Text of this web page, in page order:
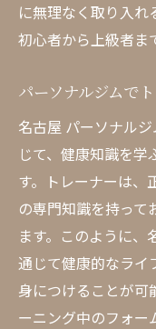
に無理なく取り入れ
初心者から上級者ま
パーソナルジムで
名古屋 パーソナル
じて、健康知識を学
す。トレーナーは、
の専門知識を持って
ます。このように、
通じて健康的なライ
身につけることが可
ーニング中のフォー